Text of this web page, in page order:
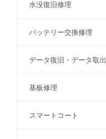
水没復旧修理
バッテリー交換修理
データ復旧・データ取出
基板修理
スマートコート